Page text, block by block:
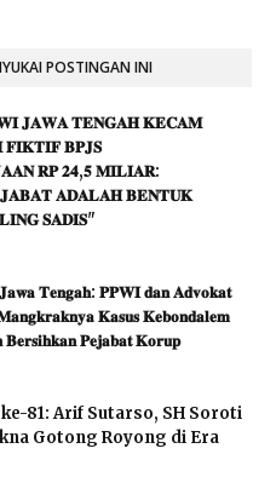
POSTINGAN INI
𝐉𝐀𝐖𝐀 𝐓𝐄𝐍𝐆𝐀𝐇 𝐊𝐄𝐂𝐀𝐌
𝐁𝐏𝐉𝐒
𝐑𝐏 𝟐𝟒,𝟓 𝐌𝐈𝐋𝐈𝐀𝐑:
𝐀𝐃𝐀𝐋𝐀𝐇 𝐁𝐄𝐍𝐓𝐔𝐊
𝐒𝐀𝐃𝐈𝐒"
𝐉𝐚𝐰𝐚 𝐓𝐞𝐧𝐠𝐚𝐡: 𝐏𝐏𝐖𝐈 𝐝𝐚𝐧 𝐀𝐝𝐯𝐨𝐤𝐚𝐭
𝐊𝐚𝐬𝐮𝐬 𝐊𝐞𝐛𝐨𝐧𝐝𝐚𝐥𝐞𝐦
𝐁𝐞𝐫𝐬𝐢𝐡𝐤𝐚𝐧 𝐏𝐞𝐣𝐚𝐛𝐚𝐭 𝐊𝐨𝐫𝐮𝐩
81: Arif Sutarso, SH Soroti
Gotong Royong di Era